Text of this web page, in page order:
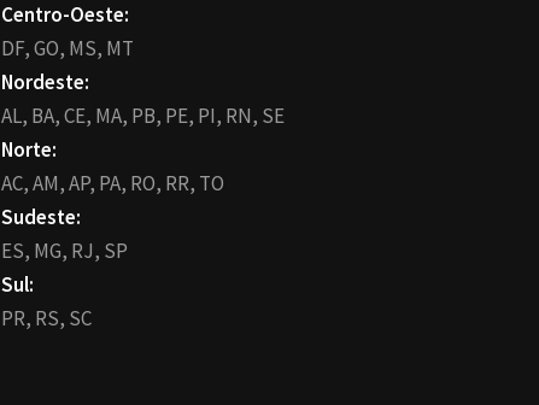
Centro-Oeste:
DF,GO, MS, MT
Nordeste:
AL, BA,CE, MA, PB, PE, PI, RN, SE
Norte:
AC,AM,AP, PA, RO, RR, TO
Sudeste:
ES, MG, RJ, SP
Sul:
PR, RS, SC